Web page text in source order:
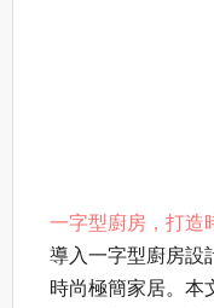
一字型廚房，打造
導入一字型廚房設
時尚極簡家居。本